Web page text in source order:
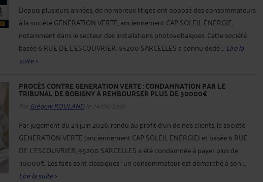
Depuis plusieurs années, de nombreux litiges ont opposé des consommateurs
à la société GENERATION VERTE, anciennement CAP SOLEIL ÉNERGIE,
notamment dans le secteur des installations photovoltaïques. Cette société
basée 6 RUE DE L'ESCOUVRIER, 95200 SARCELLES a connu dedé ...Lire la
suite >
PROCÈS CONTRE GENERATION VERTE : CONDAMNATION PAR LE
TRIBUNAL DE BOBIGNY À REMBOURSER PLUS DE 30000€
Par Grégory ROULANDle 24/06/2026
Par jugement du 23 juin 2026, rendu au profit d'un de nos clients, la société
GENERATION VERTE (anciennement CAP SOLEIL ENERGIE) et basée 6 RUE
DE L'ESCOUVRIER, 95200 SARCELLES a été condamnée à payer plus de
30000€. Les faits sont classiques : un consommateur est démarché à son ...
Lire la suite >